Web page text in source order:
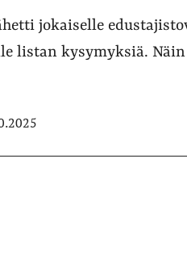
jokaiselle
listan kysymyksiä.